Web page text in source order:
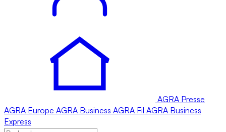
AGRA Presse
AGRA Europe AGRA Business AGRA Fil AGRA Business
Express